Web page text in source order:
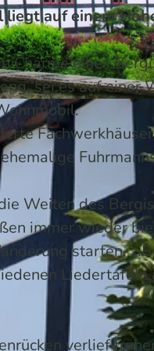
auf einem
Charme eines
sei es auf einer
Weiten des
immer wieder
starten,
Liedertafeln
verlief